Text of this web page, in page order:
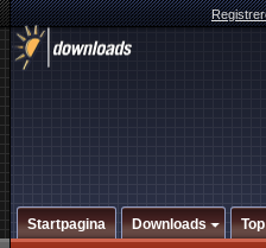
Startpagina Downloads